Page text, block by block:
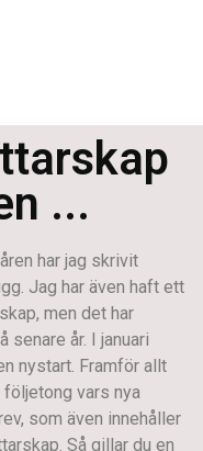
...
har jag skrivit
Jag har även haft ett
men det har
senare år. I januari
nystart. Framför allt
vars nya
som även innehåller
Så gillar du en